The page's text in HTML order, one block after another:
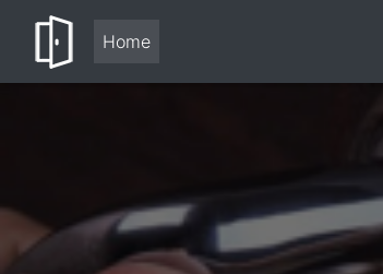
Home